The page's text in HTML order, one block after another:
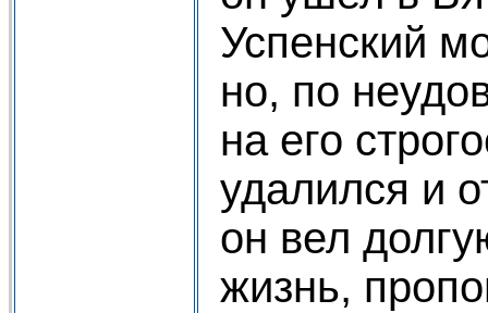
Успенский
но, по
на его
удалился и
он вел
жизнь,